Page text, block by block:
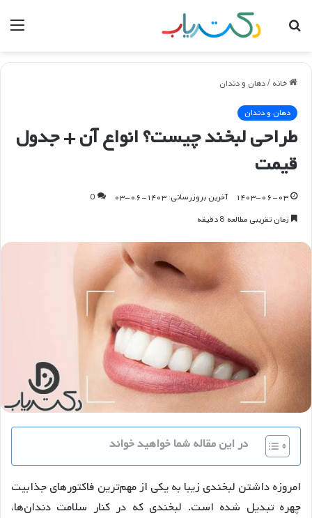
جستجو
خانه /دهان و دندان
دهان و دندان
طراحی لبخند چیست؟ انواع آن + جدول
قیمت
۱۴۰۳-۰۶-۰۳ آخرین بروزرسانی: ۱۴۰۳-۰۶-۰۳
0
زمان تقریبی مطالعه 8 دقیقه
در این مقاله شما خواهید خواند
امروزه داشتن لبخندی زیبا به یکی از مهم‌ترین فاکتورهای جذابیت
چهره تبدیل شده است. لبخندی که در کنار سلامت دندان‌ها،